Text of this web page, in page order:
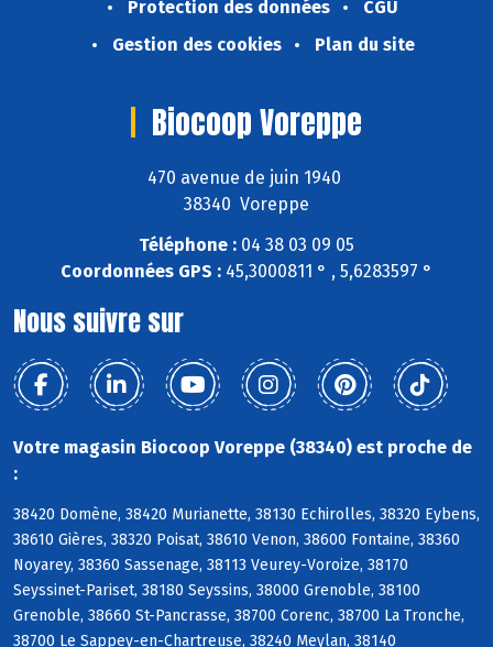
Protection des données
CGU
Gestion des cookies
Plan du site
Biocoop Voreppe
470 avenue de juin 1940
38340 Voreppe
Téléphone : 04 38 03 09 05
Coordonnées GPS : 45,3000811 ° , 5,6283597 °
Nous suivre sur
Votre magasin Biocoop Voreppe (38340) est proche de
:
38420 Domène, 38420 Murianette, 38130 Echirolles, 38320 Eybens,
38610 Gières, 38320 Poisat, 38610 Venon, 38600 Fontaine, 38360
Noyarey, 38360 Sassenage, 38113 Veurey-Voroize, 38170
Seyssinet-Pariset, 38180 Seyssins, 38000 Grenoble, 38100
Grenoble, 38660 St-Pancrasse, 38700 Corenc, 38700 La Tronche,
38700 Le Sappey-en-Chartreuse, 38240 Meylan, 38140